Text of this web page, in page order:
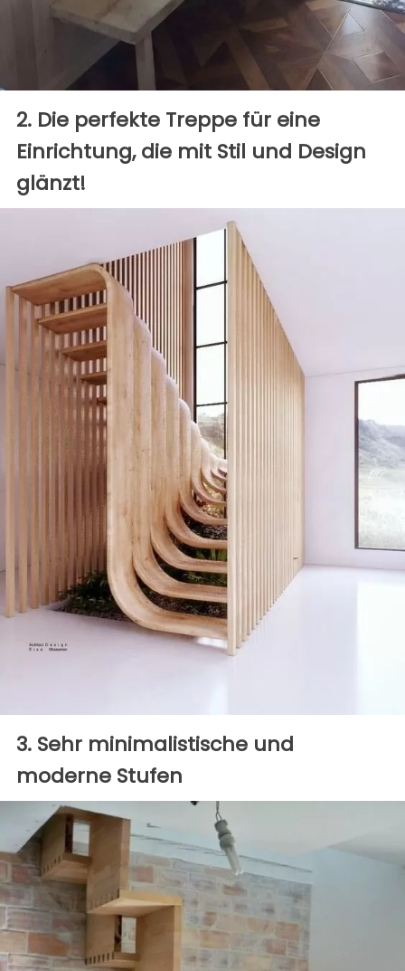
2. Die perfekte Treppe für eine
Einrichtung, die mit Stil und Design
glänzt!
3. Sehr minimalistische und
moderne Stufen